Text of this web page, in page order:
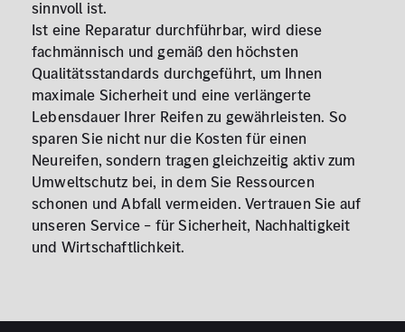
sinnvoll ist.
Ist eine Reparatur durchführbar, wird diese
fachmännisch und gemäß den höchsten
Qualitätsstandards durchgeführt, um Ihnen
maximale Sicherheit und eine verlängerte
Lebensdauer Ihrer Reifen zu gewährleisten. So
sparen Sie nicht nur die Kosten für einen
Neureifen, sondern tragen gleichzeitig aktiv zum
Umweltschutz bei, in dem Sie Ressourcen
schonen und Abfall vermeiden. Vertrauen Sie auf
unseren Service – für Sicherheit, Nachhaltigkeit
und Wirtschaftlichkeit.